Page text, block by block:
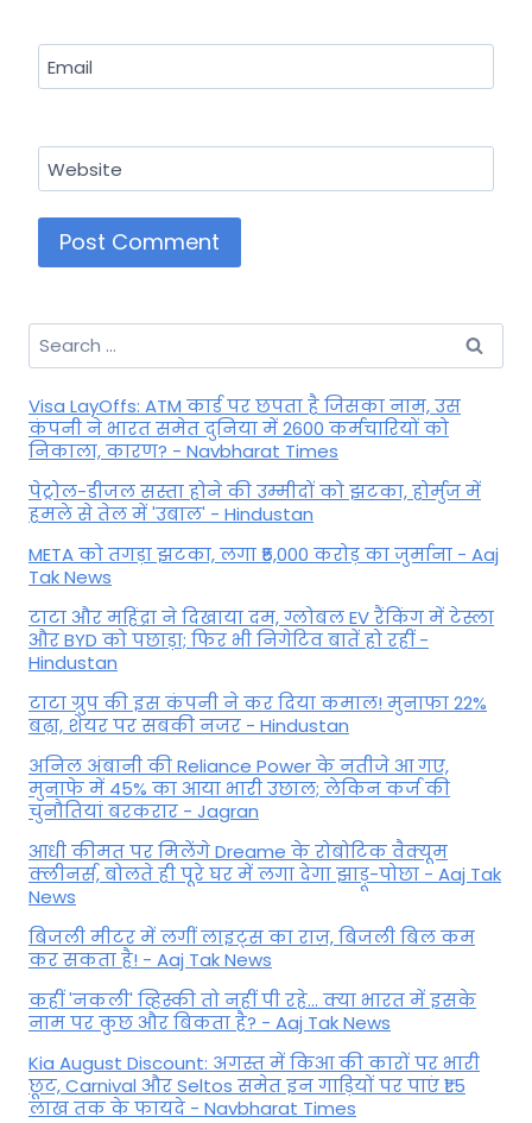
Email
Website
Search
for:
Visa LayOffs: ATM कार्ड पर छपता है जिसका नाम, उस
कंपनी ने भारत समेत दुनिया में 2600 कर्मचारियों को
निकाला, कारण? - Navbharat Times
पेट्रोल-डीजल सस्ता होने की उम्मीदों को झटका, होर्मुज में
हमले से तेल में 'उबाल' - Hindustan
META को तगड़ा झटका, लगा ₹5,000 करोड़ का जुर्माना - Aaj
Tak News
टाटा और महिंद्रा ने दिखाया दम, ग्लोबल EV रैंकिंग में टेस्ला
और BYD को पछाड़ा; फिर भी निगेटिव बातें हो रहीं -
Hindustan
टाटा ग्रुप की इस कंपनी ने कर दिया कमाल! मुनाफा 22%
बढ़ा, शेयर पर सबकी नजर - Hindustan
अनिल अंबानी की Reliance Power के नतीजे आ गए,
मुनाफे में 45% का आया भारी उछाल; लेकिन कर्ज की
चुनौतियां बरकरार - Jagran
आधी कीमत पर मिलेंगे Dreame के रोबोटिक वैक्यूम
क्लीनर्स, बोलते ही पूरे घर में लगा देगा झाड़ू-पोछा - Aaj Tak
News
बिजली मीटर में लगीं लाइट्स का राज़, बिजली बिल कम
कर सकता है! - Aaj Tak News
कहीं 'नकली' व्हिस्की तो नहीं पी रहे... क्या भारत में इसके
नाम पर कुछ और बिकता है? - Aaj Tak News
Kia August Discount: अगस्त में किआ की कारों पर भारी
छूट, Carnival और Seltos समेत इन गाड़ियों पर पाएं ₹1.5
लाख तक के फायदे - Navbharat Times